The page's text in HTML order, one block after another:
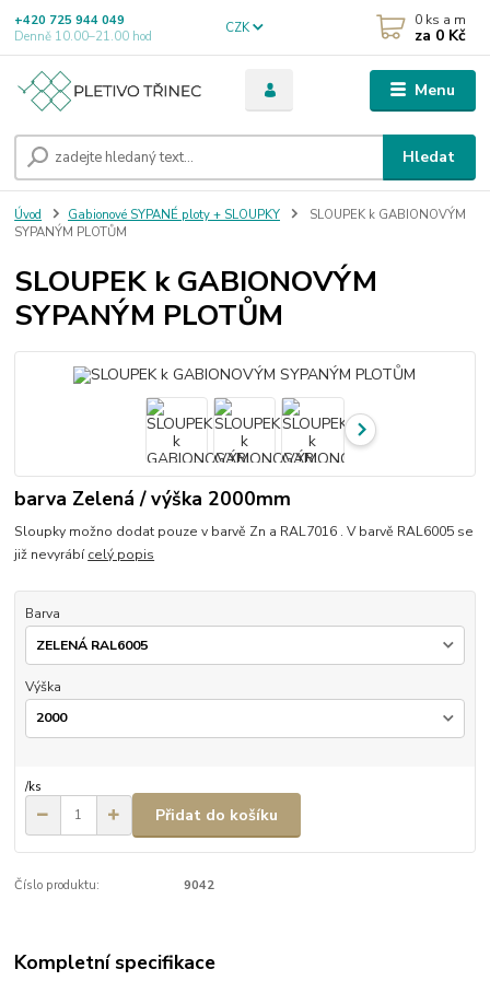
Menu
CZK
Hledat
+420 725 944 049
Denně 10.00–21.00 hod
0 ks a m
za 0 Kč
Úvod Gabionové SYPANÉ ploty + SLOUPKY
SLOUPEK k GABIONOVÝM
SYPANÝM PLOTŮM
SLOUPEK k GABIONOVÝM
SYPANÝM PLOTŮM
barva Zelená / výška 2000mm
Sloupky možno dodat pouze v barvě Zn a RAL7016 . V barvě RAL6005 se
již nevyrábícelý popis
Barva
Výška
/ks
Přidat do košíku
Číslo produktu: 9042
Kompletní specifikace